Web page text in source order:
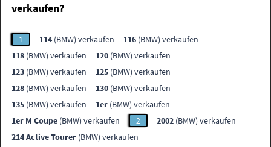
verkaufen?
1 114 (BMW) verkaufen 116 (BMW) verkaufen
118 (BMW) verkaufen 120 (BMW) verkaufen
123 (BMW) verkaufen 125 (BMW) verkaufen
128 (BMW) verkaufen 130 (BMW) verkaufen
135 (BMW) verkaufen 1er (BMW) verkaufen
1er M Coupe (BMW) verkaufen 2 2002 (BMW) verkaufen
214 Active Tourer (BMW) verkaufen